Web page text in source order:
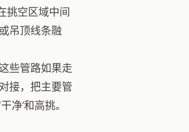
挑空区域中间
吊顶线条融
些管路如果走
接，把主要管
净’和高挑。